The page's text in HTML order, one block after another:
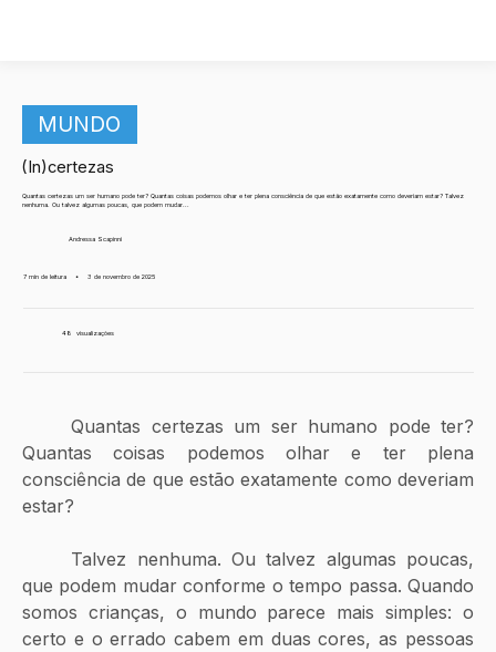
MUNDO
(In)certezas
Quantas certezas um ser humano pode ter? Quantas coisas podemos olhar e ter plena consciência de que estão exatamente como deveriam estar? Talvez
nenhuma. Ou talvez algumas poucas, que podem mudar...
Andressa Scapinni
7 min de leitura • 3 de novembro de 2025
48 visualizações
	Quantas certezas um ser humano pode ter?
Quantas coisas podemos olhar e ter plena
consciência de que estão exatamente como deveriam
estar?
que podem mudar conforme o tempo passa. Quando
somos crianças, o mundo parece mais simples: o
certo e o errado cabem em duas cores, as pessoas